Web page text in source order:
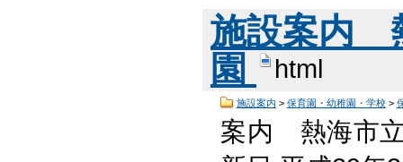
施設案内
園
html
施設案内 > 保育園・幼稚園・学校>
案内 熱海市